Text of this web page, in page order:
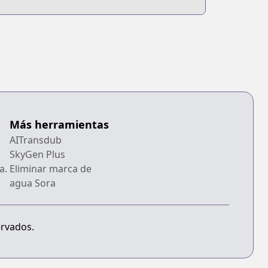
Más herramientas
AITransdub
SkyGen Plus
Eliminar marca de
agua Sora